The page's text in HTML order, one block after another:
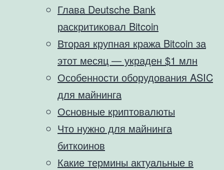
Глава Deutsche Bank
раскритиковал Bitcoin
Вторая крупная кража Bitcoin за
этот месяц — украден $1 млн
Особенности оборудования ASIC
для майнинга
Основные криптовалюты
Что нужно для майнинга
биткоинов
Какие термины актуальные в